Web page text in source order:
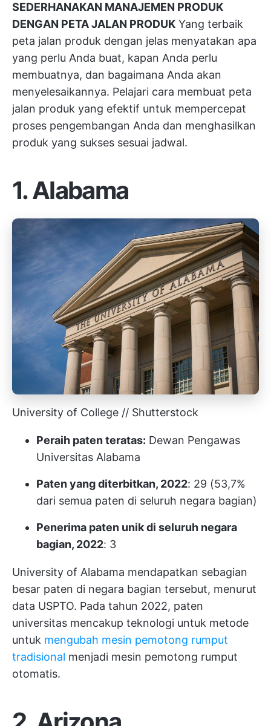
SEDERHANAKAN MANAJEMEN PRODUK
DENGAN PETA JALAN PRODUK Yang terbaik
peta jalan produk dengan jelas menyatakan apa
yang perlu Anda buat, kapan Anda perlu
membuatnya, dan bagaimana Anda akan
menyelesaikannya. Pelajari cara membuat peta
jalan produk yang efektif untuk mempercepat
proses pengembangan Anda dan menghasilkan
produk yang sukses sesuai jadwal.
1. Alabama
University of College // Shutterstock
Peraih paten teratas: Dewan Pengawas
Universitas Alabama
Paten yang diterbitkan, 2022: 29 (53,7%
dari semua paten di seluruh negara bagian)
Penerima paten unik di seluruh negara
bagian, 2022: 3
University of Alabama mendapatkan sebagian
besar paten di negara bagian tersebut, menurut
data USPTO. Pada tahun 2022, paten
universitas mencakup teknologi untuk metode
untuk mengubah mesin pemotong rumput
tradisional menjadi mesin pemotong rumput
otomatis.